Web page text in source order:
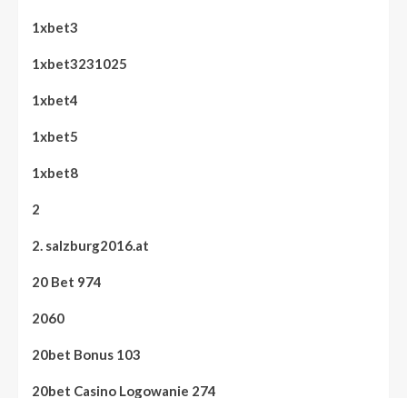
1xbet3
1xbet3231025
1xbet4
1xbet5
1xbet8
2
2. salzburg2016.at
20 Bet 974
2060
20bet Bonus 103
20bet Casino Logowanie 274